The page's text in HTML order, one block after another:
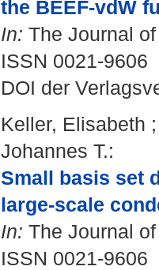
the BEEF-vdW
In: The Journal
ISSN 0021-9606
DOI der
Keller, Elisabeth
Johannes T.:
Small basis set
large-scale
In: The Journal
ISSN 0021-9606